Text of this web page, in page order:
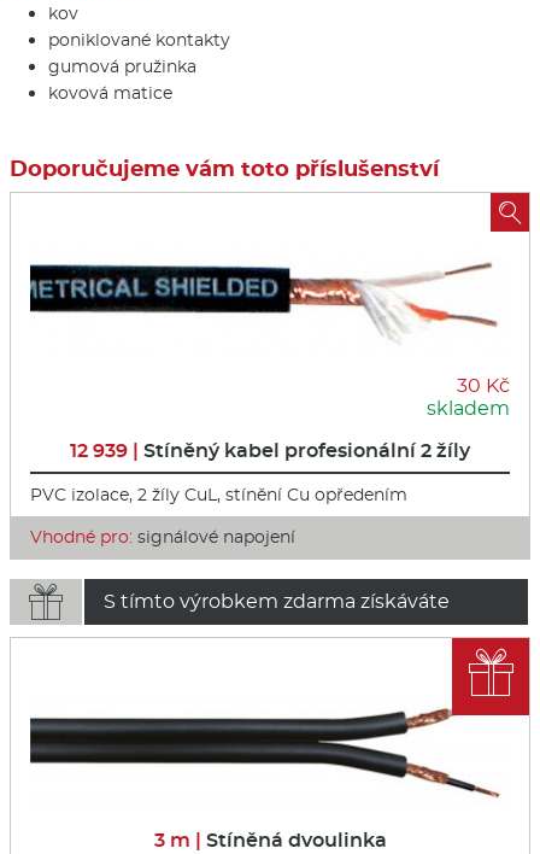
kov
poniklované kontakty
gumová pružinka
kovová matice
Doporučujeme vám toto příslušenství
30 Kč
skladem
12 939 | Stíněný kabel profesionální 2 žíly
PVC izolace, 2 žíly CuL, stínění Cu opředením
Vhodné pro: signálové napojení

 S tímto výrobkem zdarma získáváte
3 m | Stíněná dvoulinka
